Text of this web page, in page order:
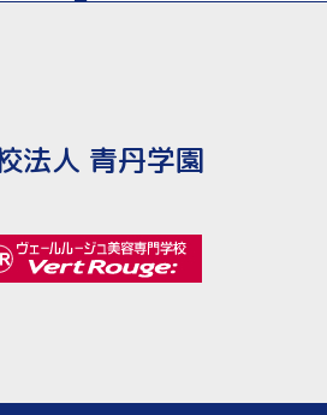
法人 青丹学園